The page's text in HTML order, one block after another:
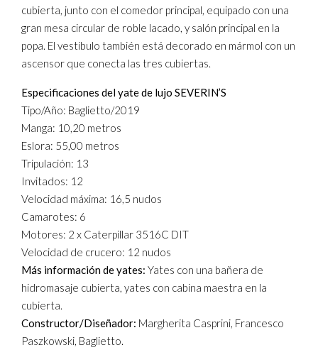
cubierta, junto con el comedor principal, equipado con una
gran mesa circular de roble lacado, y salón principal en la
popa. El vestíbulo también está decorado en mármol con un
ascensor que conecta las tres cubiertas.
Especificaciones del yate de lujo SEVERIN’S
Tipo/Año: Baglietto/2019
Manga: 10,20 metros
Eslora: 55,00 metros
Tripulación: 13
Invitados: 12
Velocidad máxima: 16,5 nudos
Camarotes: 6
Motores: 2 x Caterpillar 3516C DIT
Velocidad de crucero: 12 nudos
Más información de yates: Yates con una bañera de
hidromasaje cubierta, yates con cabina maestra en la
cubierta.
Constructor/Diseñador: Margherita Casprini, Francesco
Paszkowski, Baglietto.